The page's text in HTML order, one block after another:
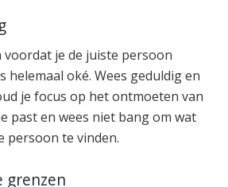
voordat je de juiste persoon
helemaal oké. Wees geduldig en
je focus op het ontmoeten van
past en wees niet bang om wat
persoon te vinden.
grenzen